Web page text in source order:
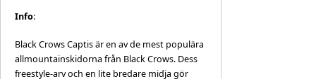
Info:
Black Crows Captis är en av de mest populära
allmountainskidorna från Black Crows. Dess
freestyle-arv och en lite bredare midja gör